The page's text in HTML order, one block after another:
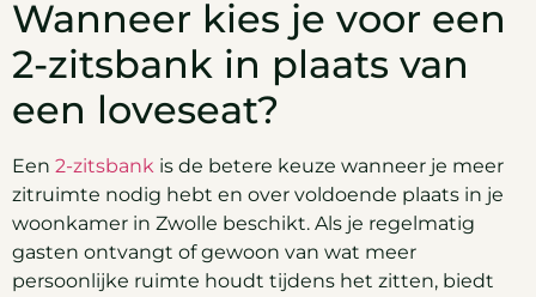
Wanneer kies je voor een
2-zitsbank in plaats van
een loveseat?
Een 2-zitsbank is de betere keuze wanneer je meer
zitruimte nodig hebt en over voldoende plaats in je
woonkamer in Zwolle beschikt. Als je regelmatig
gasten ontvangt of gewoon van wat meer
persoonlijke ruimte houdt tijdens het zitten, biedt